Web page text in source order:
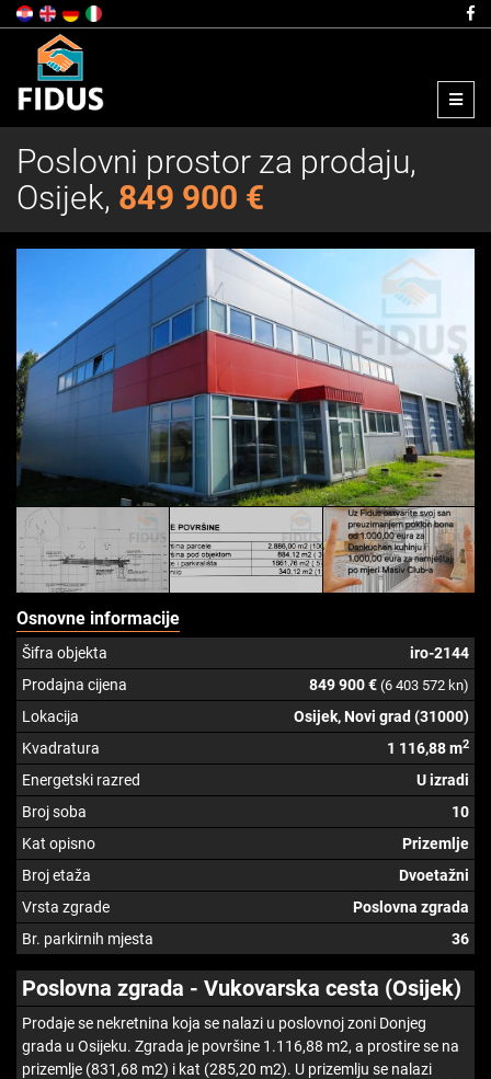
Menu
Poslovni prostor za prodaju,
Osijek, 849 900 €
Osnovne informacije
Šifra objekta
iro-2144
Prodajna cijena
849 900 € (6 403 572 kn)
Lokacija
Osijek, Novi grad (31000)
Kvadratura
1 116,88 m2
Energetski razred
U izradi
Broj soba
10
Kat opisno
Prizemlje
Broj etaža
Dvoetažni
Vrsta zgrade
Poslovna zgrada
Br. parkirnih mjesta
36
Poslovna zgrada - Vukovarska cesta (Osijek)
Prodaje se nekretnina koja se nalazi u poslovnoj zoni Donjeg
grada u Osijeku. Zgrada je površine 1.116,88 m2, a prostire se na
prizemlje (831,68 m2) i kat (285,20 m2). U prizemlju se nalazi